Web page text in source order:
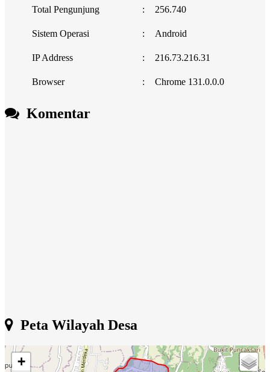
Total Pengunjung : 256.740
Sistem Operasi : Android
IP Address : 216.73.216.31
Browser : Chrome 131.0.0.0
Komentar
Peta Wilayah Desa
+